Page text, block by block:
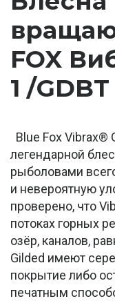
FOX
1 /GDBT
Blue Fox Vibrax®
легендарной
рыболовами
и невероятную
проверено, что
потоках горных
озёр, каналов,
Gilded имеют
покрытие либо
печатным